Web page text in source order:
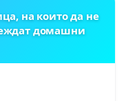
на които да не
домашни